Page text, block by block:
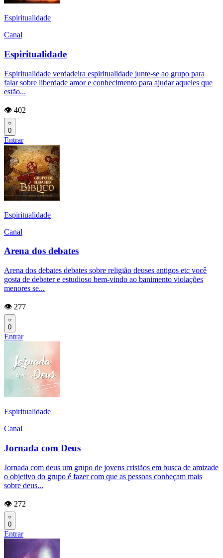
Espiritualidade
Canal
Espiritualidade
Espiritualidade verdadeira espiritualidade junte-se ao grupo para
falar sobre liberdade amor e conhecimento para ajudar aqueles que
estão...
👁️ 402
0
Entrar
Espiritualidade
Canal
Arena dos debates
Arena dos debates debates sobre religião deuses antigos etc você
gosta de debater e estudioso bem-vindo ao banimento violações
menores se...
👁️ 277
0
Entrar
Espiritualidade
Canal
Jornada com Deus
Jornada com deus um grupo de jovens cristãos em busca de amizade
o objetivo do grupo é fazer com que as pessoas conheçam mais
sobre deus...
👁️ 272
0
Entrar